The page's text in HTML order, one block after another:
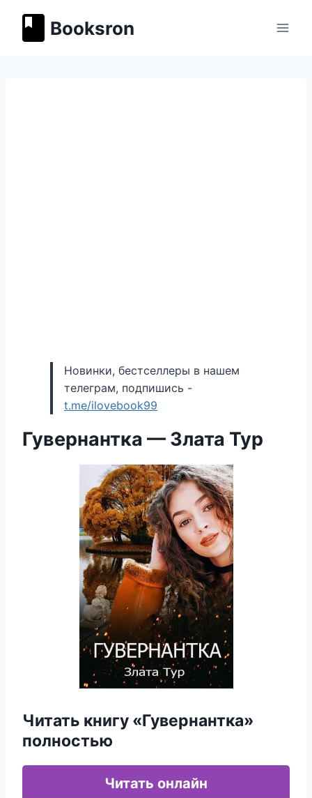
содержимому
Booksron
Новинки, бестселлеры в нашем
телеграм, подпишись -
t.me/ilovebook99
Гувернантка — Злата Тур
Читать книгу «Гувернантка»
полностью
Читать онлайн